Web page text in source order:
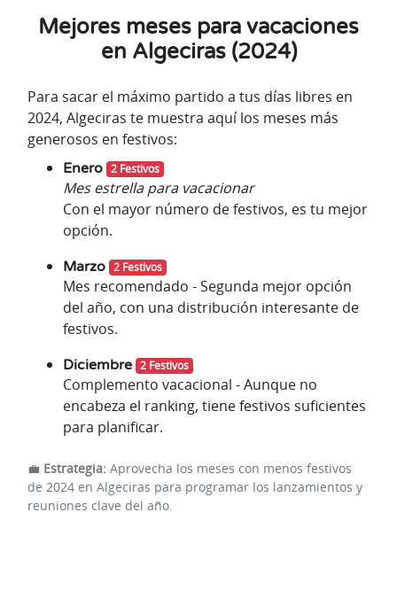
Mejores meses para vacaciones
en Algeciras (2024)
Para sacar el máximo partido a tus días libres en
2024, Algeciras te muestra aquí los meses más
generosos en festivos:
Enero 2 Festivos
Mes estrella para vacacionar
Con el mayor número de festivos, es tu mejor
opción.
Marzo 2 Festivos
Mes recomendado - Segunda mejor opción
del año, con una distribución interesante de
festivos.
Diciembre 2 Festivos
Complemento vacacional - Aunque no
encabeza el ranking, tiene festivos suficientes
para planificar.
💼 Estrategia: Aprovecha los meses con menos festivos
de 2024 en Algeciras para programar los lanzamientos y
reuniones clave del año.